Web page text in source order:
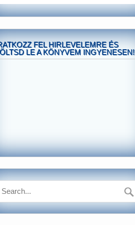
FEL HIRLEVELEMRE ÉS
LE A KÖNYVEM INGYENESEN!